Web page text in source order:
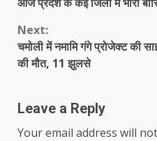
Reading
Next:
चमोली में नमामि गंगे प्रोजेक्ट की
की मौत, 11 झुलसे
Leave a Reply
Your email address will